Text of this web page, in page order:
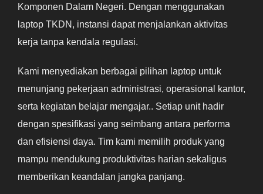
Komponen Dalam Negeri. Dengan menggunakan
laptop TKDN, instansi dapat menjalankan aktivitas
kerja tanpa kendala regulasi.
Kami menyediakan berbagai pilihan laptop untuk
menunjang pekerjaan administrasi, operasional kantor,
serta kegiatan belajar mengajar.. Setiap unit hadir
dengan spesifikasi yang seimbang antara performa
dan efisiensi daya. Tim kami memilih produk yang
mampu mendukung produktivitas harian sekaligus
memberikan keandalan jangka panjang.